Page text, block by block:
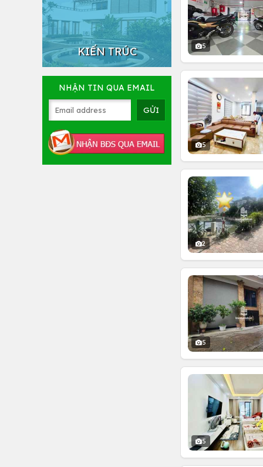
KIẾN TRÚC
NHẬN TIN QUA EMAIL
5
5
2
5
5